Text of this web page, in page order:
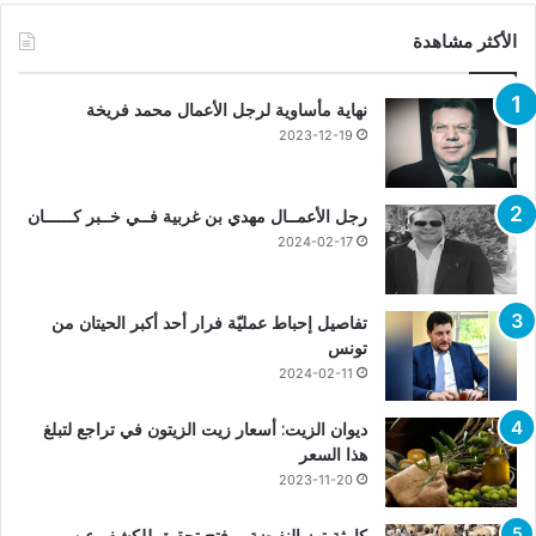
الأكثر مشاهدة
نهاية مأساوية لرجل الأعمال محمد فريخة
2023-12-19
رجل الأعمــال مهدي بن غربية فــي خــبر كــــــان
2024-02-17
تفاصيل إحباط عمليّة فرار أحد أكبر الحيتان من
تونس
2024-02-11
ديوان الزيت: أسعار زيت الزيتون في تراجع لتبلغ
هذا السعر
2023-11-20